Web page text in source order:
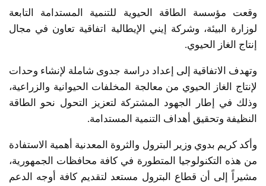
وقعت مؤسسة الطاقة الحيوية للتنمية المستدامة التابعة
لوزارة البيئة، وشركة إيني الإيطالية اتفاقية تعاون في مجال
إنتاج الغاز الحيوي.
وتهدف الاتفاقية إلى إعداد دراسة جدوى شاملة لإنشاء وحدات
لإنتاج الغاز الحيوي من معالجة المخلفات الحيوانية والزراعية،
وذلك في إطار الجهود المشتركة لتعزيز التحول نحو الطاقة
النظيفة وتحقيق أهداف التنمية المستدامة.
وأكد كريم بدوي وزير البترول والثروة المعدنية أهمية الاستفادة
من هذه التكنولوجيا المتطورة في كافة محافظات الجمهورية،
مشيراً إلى أن قطاع البترول مستعد لتقديم كافة أوجه الدعم